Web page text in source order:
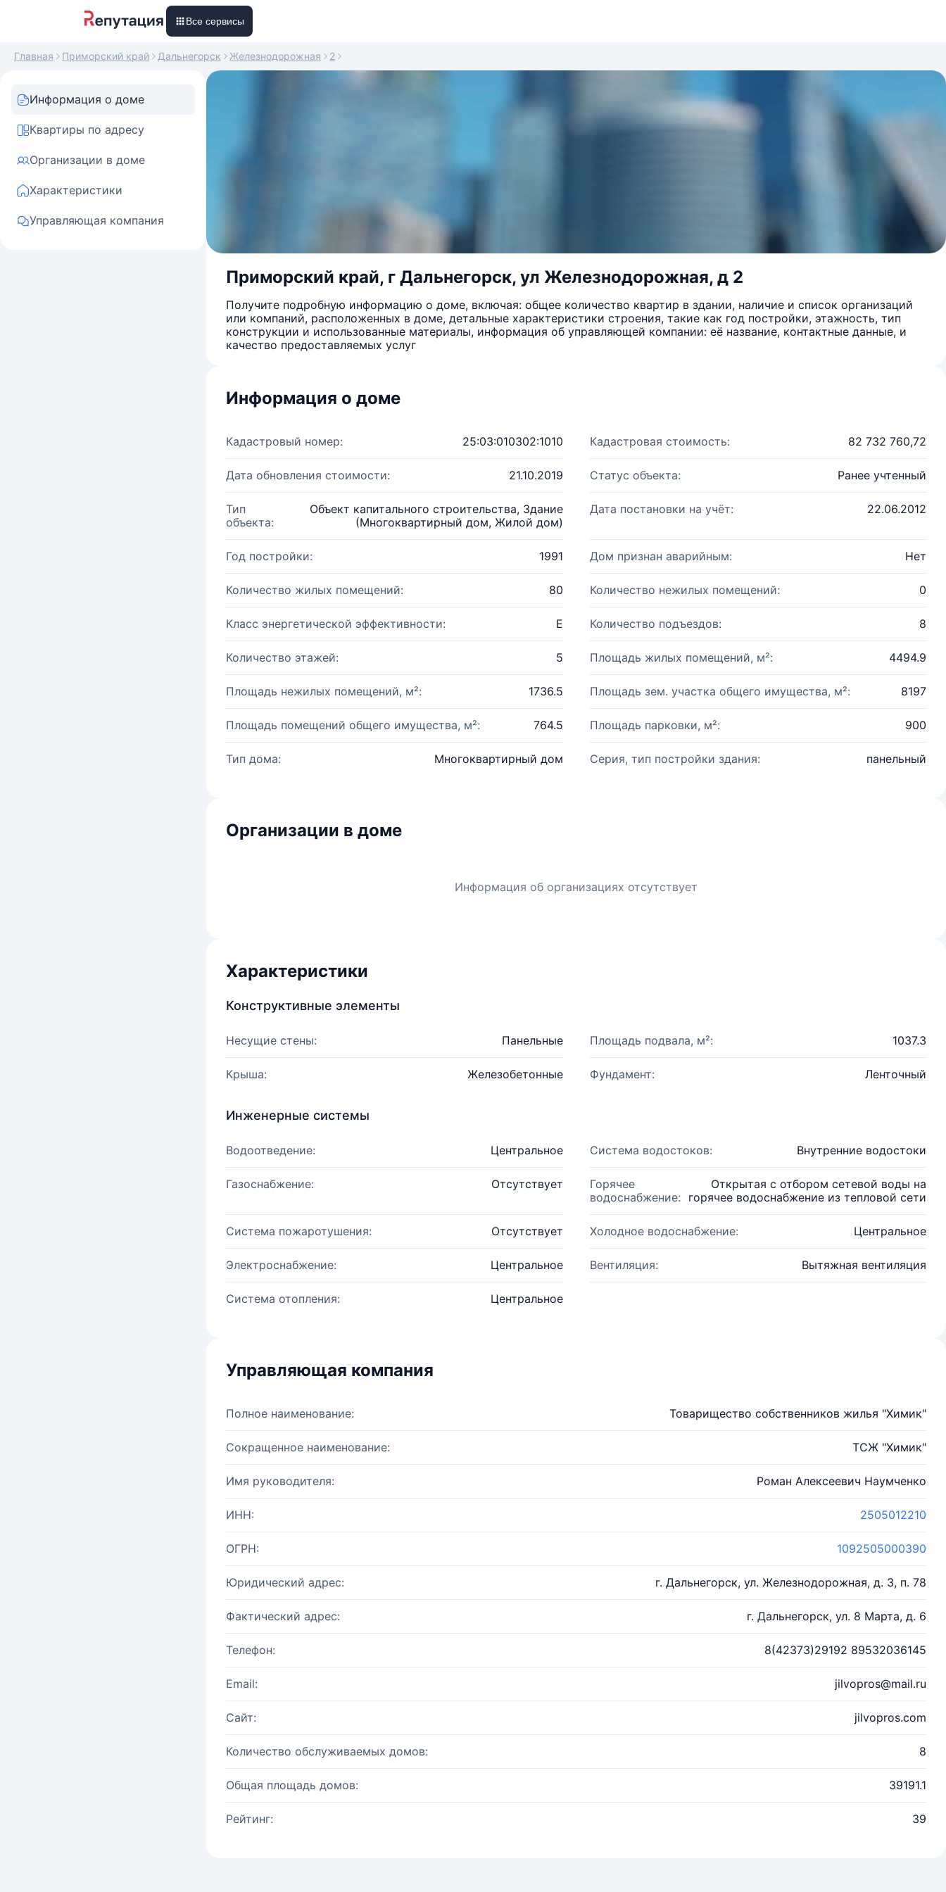
Все сервисы
Главная Приморский край Дальнегорск Железнодорожная 2
Информация о доме
Квартиры по адресу
Организации в доме
Характеристики
Управляющая компания
Приморский край, г Дальнегорск, ул Железнодорожная, д 2
Получите подробную информацию о доме, включая: общее количество квартир в здании, наличие и список организаций
или компаний, расположенных в доме, детальные характеристики строения, такие как год постройки, этажность, тип
конструкции и использованные материалы, информация об управляющей компании: её название, контактные данные, и
качество предоставляемых услуг
Информация о доме
Кадастровый номер: 25:03:010302:1010 Кадастровая стоимость: 82 732 760,72
Дата обновления стоимости: 21.10.2019 Статус объекта: Ранее учтенный
Тип
объекта:
Объект капитального строительства, Здание
(Многоквартирный дом, Жилой дом)
Дата постановки на учёт: 22.06.2012
Год постройки: 1991 Дом признан аварийным: Нет
Количество жилых помещений: 80 Количество нежилых помещений: 0
Класс энергетической эффективности: E Количество подъездов: 8
Количество этажей: 5 Площадь жилых помещений, м²: 4494.9
Площадь нежилых помещений, м²: 1736.5 Площадь зем. участка общего имущества, м²: 8197
Площадь помещений общего имущества, м²: 764.5 Площадь парковки, м²: 900
Тип дома: Многоквартирный дом Серия, тип постройки здания: панельный
Организации в доме
Информация об организациях отсутствует
Характеристики
Конструктивные элементы
Несущие стены: Панельные Площадь подвала, м²: 1037.3
Крыша: Железобетонные Фундамент: Ленточный
Инженерные системы
Водоотведение: Центральное Система водостоков: Внутренние водостоки
Газоснабжение: Отсутствует
Горячее
водоснабжение:
Открытая с отбором сетевой воды на
горячее водоснабжение из тепловой сети
Система пожаротушения: Отсутствует Холодное водоснабжение: Центральное
Электроснабжение: Центральное Вентиляция: Вытяжная вентиляция
Система отопления: Центральное
Управляющая компания
Полное наименование: Товарищество собственников жилья "Химик"
Сокращенное наименование: ТСЖ "Химик"
Имя руководителя: Роман Алексеевич Наумченко
ИНН: 2505012210
ОГРН: 1092505000390
Юридический адрес: г. Дальнегорск, ул. Железнодорожная, д. 3, п. 78
Фактический адрес: г. Дальнегорск, ул. 8 Марта, д. 6
Телефон: 8(42373)29192 89532036145
Email: jilvopros@mail.ru
Сайт: jilvopros.com
Количество обслуживаемых домов: 8
Общая площадь домов: 39191.1
Рейтинг: 39